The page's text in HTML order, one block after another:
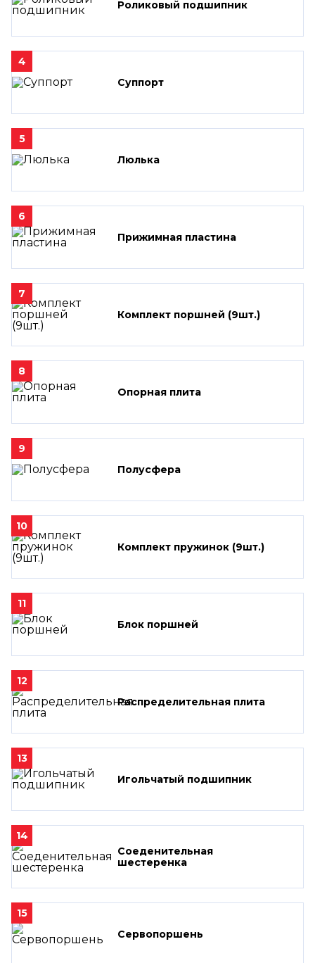
Роликовый подшипник
4
Суппорт
5
Люлька
6
Прижимная пластина
7
Комплект поршней (9шт.)
8
Опорная плита
9
Полусфера
10
Комплект пружинок (9шт.)
11
Блок поршней
12
Распределительная плита
13
Игольчатый подшипник
14
Соеденительная
шестеренка
15
Сервопоршень